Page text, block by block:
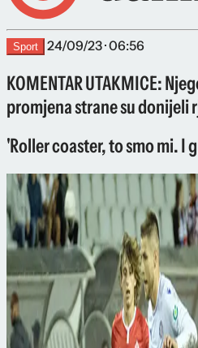
Sport 24/09/23 · 06:56
KOMENTAR UTAKMICE:
promjena strane su donijeli
'Roller coaster, to smo mi. I